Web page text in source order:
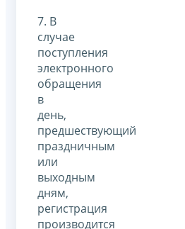
7. В
случае
поступления
электронного
обращения
в
день,
предшествующий
праздничным
или
выходным
дням,
регистрация
производится